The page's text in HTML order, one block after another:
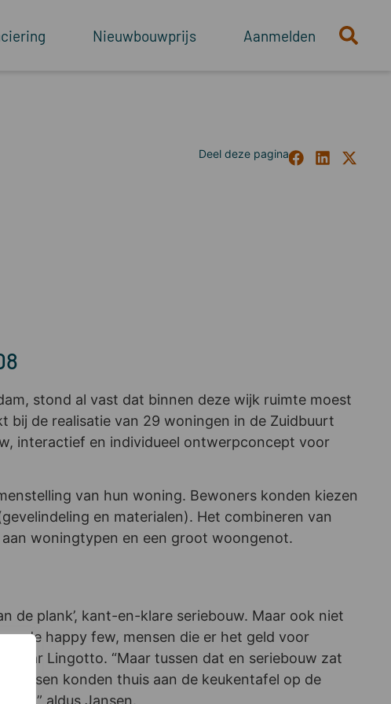
Nieuwbouwprijs Aanmelden
stond al vast dat binnen deze wijk ruimte moest
bij de realisatie van 29 woningen in de Zuidbuurt
interactief en individueel ontwerpconcept voor
van hun woning. Bewoners konden kiezen
en materialen). Het combineren van
woningtypen en een groot woongenot.
de plank’, kant-en-klare seriebouw. Maar ook niet
de happy few, mensen die er het geld voor
Lingotto. “Maar tussen dat en seriebouw zat
konden thuis aan de keukentafel op de
aldus Jansen.